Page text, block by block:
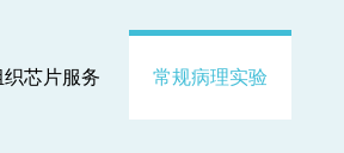
织芯片服务 常规病理实验